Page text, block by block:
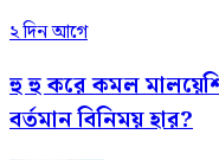
২ দিন আগে
হু হু করে কমল
বর্তমান বিনিময় হার?